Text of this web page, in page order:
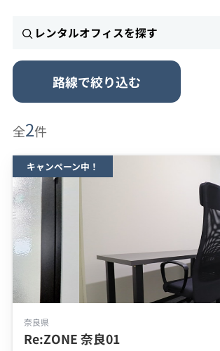
全2件
キャンペーン中！
奈良県
Re:ZONE 奈良01
レンタルオフィスを探す
路線で絞り込む